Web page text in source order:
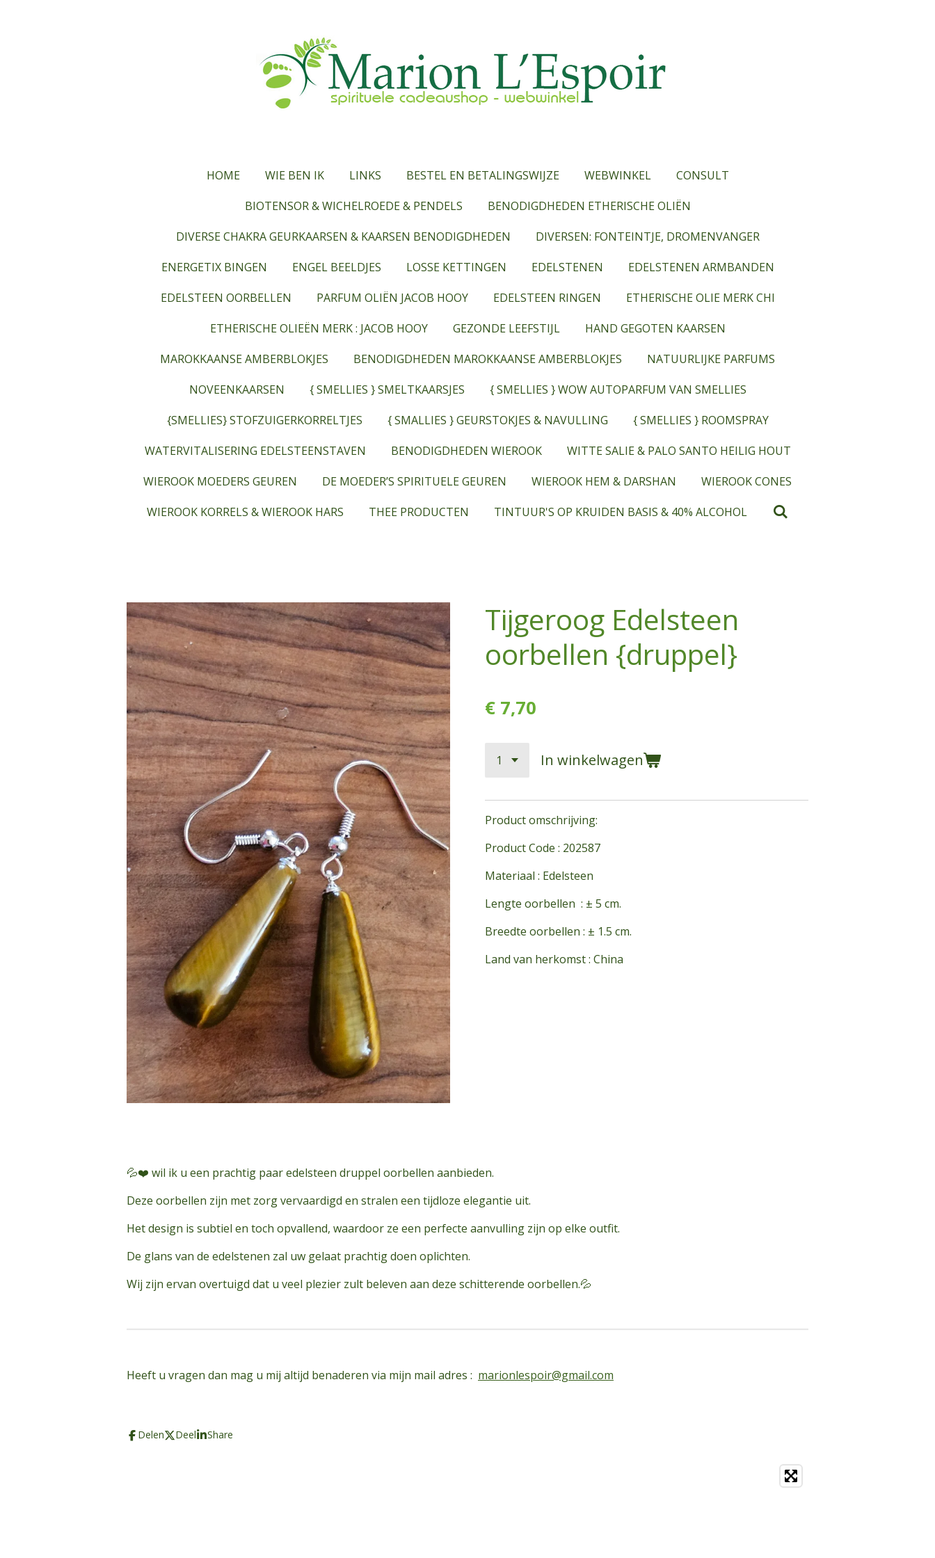
HOME WIE BEN IK LINKS BESTEL EN BETALINGSWIJZE WEBWINKEL
CONSULT
BIOTENSOR & WICHELROEDE & PENDELS
BENODIGDHEDEN ETHERISCHE OLIËN
DIVERSE CHAKRA GEURKAARSEN & KAARSEN BENODIGDHEDEN
DIVERSEN: FONTEINTJE, DROMENVANGER
ENERGETIX BINGEN
ENGEL BEELDJES LOSSE KETTINGEN EDELSTENEN
EDELSTENEN ARMBANDEN
EDELSTEEN OORBELLEN
PARFUM OLIËN JACOB HOOY EDELSTEEN RINGEN
ETHERISCHE OLIE MERK CHI
ETHERISCHE OLIEËN MERK : JACOB HOOY
GEZONDE LEEFSTIJL
HAND GEGOTEN KAARSEN
MAROKKAANSE AMBERBLOKJES
BENODIGDHEDEN MAROKKAANSE AMBERBLOKJES
NATUURLIJKE PARFUMS
NOVEENKAARSEN
{ SMELLIES } SMELTKAARSJES
{ SMELLIES } WOW AUTOPARFUM VAN SMELLIES
{SMELLIES} STOFZUIGERKORRELTJES
{ SMALLIES } GEURSTOKJES & NAVULLING
{ SMELLIES } ROOMSPRAY
WATERVITALISERING EDELSTEENSTAVEN
BENODIGDHEDEN WIEROOK
WITTE SALIE & PALO SANTO HEILIG HOUT
WIEROOK MOEDERS GEUREN
DE MOEDER’S SPIRITUELE GEUREN WIEROOK HEM & DARSHAN
WIEROOK CONES
WIEROOK KORRELS & WIEROOK HARS
THEE PRODUCTEN TINTUUR'S OP KRUIDEN BASIS & 40% ALCOHOL
Tijgeroog Edelsteen
oorbellen {druppel}
€ 7,70
In winkelwagen
Product omschrijving:
Product Code : 202587
Materiaal : Edelsteen
Lengte oorbellen : ± 5 cm.
Breedte oorbellen : ± 1.5 cm.
Land van herkomst : China
💦❤️ wil ik u een prachtig paar edelsteen druppel oorbellen aanbieden.
Deze oorbellen zijn met zorg vervaardigd en stralen een tijdloze elegantie uit.
Het design is subtiel en toch opvallend, waardoor ze een perfecte aanvulling zijn op elke outfit.
De glans van de edelstenen zal uw gelaat prachtig doen oplichten.
Wij zijn ervan overtuigd dat u veel plezier zult beleven aan deze schitterende oorbellen.💦
Heeft u vragen dan mag u mij altijd benaderen via mijn mail adres : marionlespoir@gmail.com
Delen Deel Share